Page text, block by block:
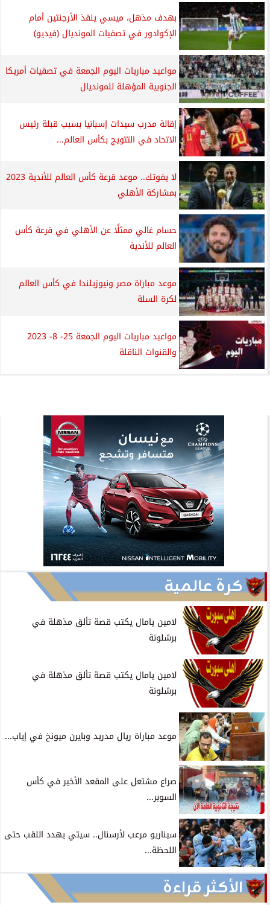
بهدف مذهل، ميسي ينقذ الأرجنتين أمام
الإكوادور في تصفيات المونديال (فيديو)
مواعيد مباريات اليوم الجمعة في تصفيات أمريكا
الجنوبية المؤهلة للمونديال
إقالة مدرب سيدات إسبانيا بسبب قبلة رئيس
الاتحاد في التتويج بكأس العالم...
​لا يفوتك.. موعد قرعة كأس العالم للأندية 2023
بمشاركة الأهلي
حسام غالي ممثلًا عن الأهلي في قرعة كأس
العالم للأندية
موعد مباراة مصر ونيوزيلندا في كأس العالم
لكرة السلة
مواعيد مباريات اليوم الجمعة 25- 8- 2023
والقنوات الناقلة
كرة عالمية
لامين يامال يكتب قصة تألق مذهلة في
برشلونة
لامين يامال يكتب قصة تألق مذهلة في
برشلونة
موعد مباراة ريال مدريد وبايرن ميونخ في إياب...
صراع مشتعل على المقعد الأخير في كأس
السوبر...
سيناريو مرعب لأرسنال.. سيتي يهدد اللقب حتى
اللحظة...
الأكثر قراءة